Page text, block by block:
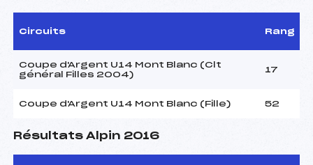
Circuits Rang
Coupe d'Argent U14 Mont Blanc (Clt
général Filles 2004)
17
Coupe d'Argent U14 Mont Blanc (Fille) 52
Résultats Alpin 2016